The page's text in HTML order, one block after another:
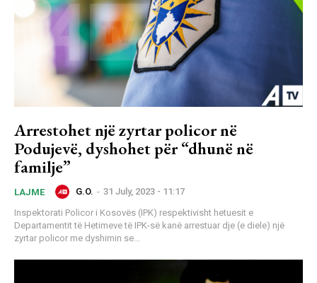
Arrestohet një zyrtar policor në
Podujevë, dyshohet për “dhunë në
familje”
LAJME G.O. - 31 July, 2023 - 11:17
Inspektorati Policor i Kosovës (IPK) respektivisht hetuesit e
Departamentit të Hetimeve të IPK-së kanë arrestuar dje (e diele) një
zyrtar policor me dyshimin se...